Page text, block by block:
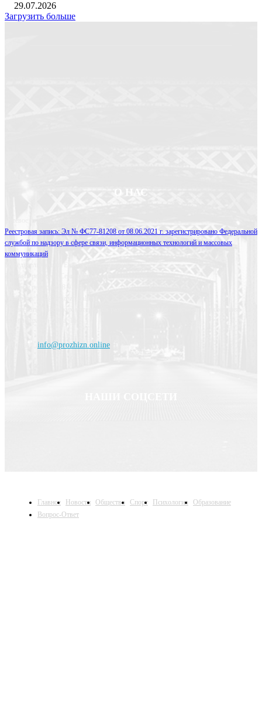
29.07.2026
Загрузить больше
О НАС
Реестровая запись: Эл № ФС77-81208 от 08.06.2021 г. зарегистрировано Федеральной
службой по надзору в сфере связи, информационных технологий и массовых
коммуникаций
info@prozhizn.online
Главное Новости Общество Спорт Психология
Образование
Вопрос-Ответ